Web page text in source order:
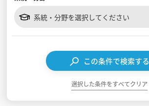
見学会WEB手引書
系統・分野を選択してください
この条件で検索する
選択した条件をすべてクリア